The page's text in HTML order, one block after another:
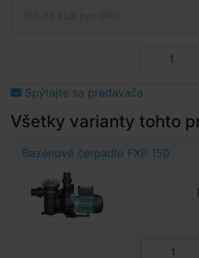
Spýtajte sa predavača
Všetky varianty tohto
Bazénové čerpadlo FXP 150